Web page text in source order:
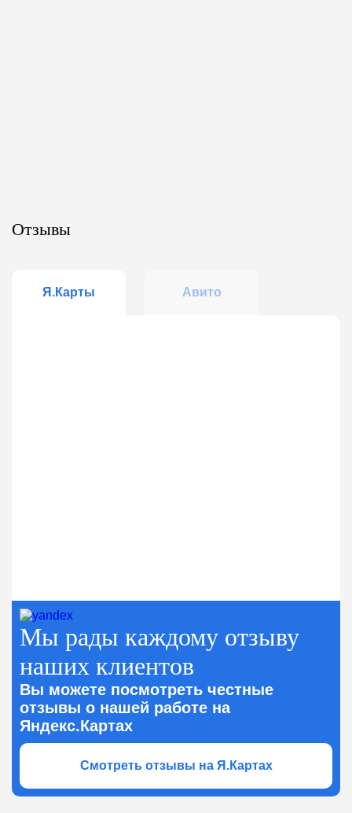
Отзывы
Я.Карты Авито
Мы рады каждому отзыву
наших клиентов
Вы можете посмотреть честные
отзывы о нашей работе на
Яндекс.Картах
Смотреть отзывы на Я.Картах